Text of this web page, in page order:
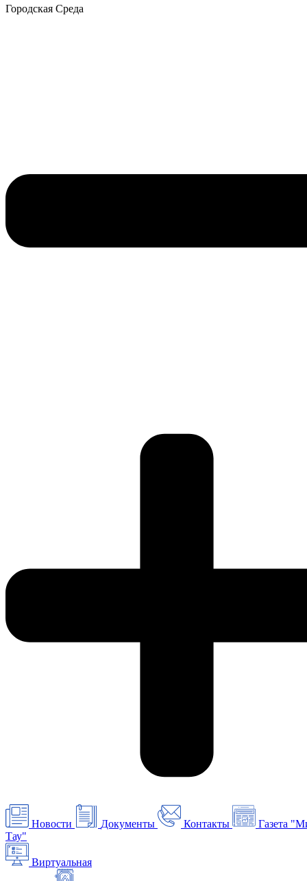
Городская Среда
Новости Документы Контакты
Газета
Тау"
Виртуальная